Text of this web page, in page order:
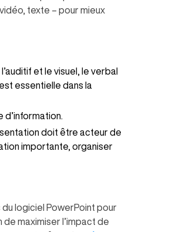
texte – pour mieux
et le visuel, le verbal
essentielle dans la
d’information.
doit être acteur de
importante, organiser
logiciel PowerPoint pour
de maximiser l’impact de